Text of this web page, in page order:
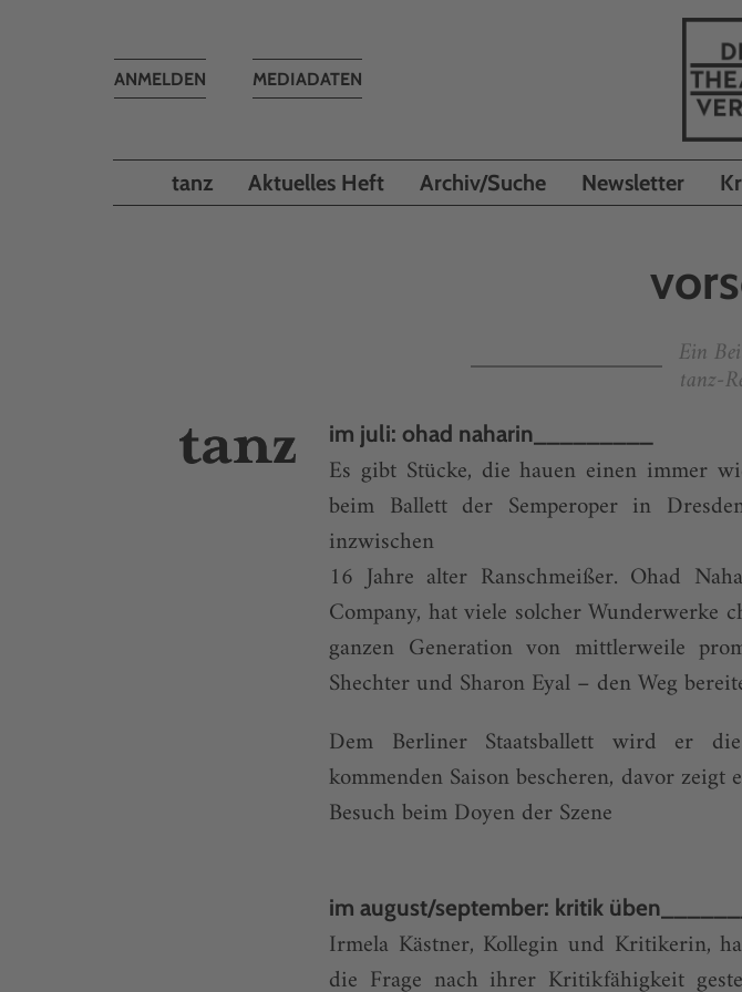
MEDIADATEN
Toggle
ANMELDEN
tanz Aktuelles Heft Archiv/Suche Newsletter
Ein
tanz-
im juli: ohad naharin_________
Es gibt Stücke, die hauen einen immer
beim Ballett der Semperoper in
inzwischen
16 Jahre alter Ranschmeißer. Ohad
Company, hat viele solcher
ganzen Generation von mittlerweile
Shechter und Sharon Eyal – den Weg
Dem Berliner Staatsballett wird er
kommenden Saison bescheren, davor
Besuch beim Doyen der Szene
im august/september: kritik üben_______
Irmela Kästner, Kollegin und Kritikerin,
die Frage nach ihrer Kritikfähigkeit